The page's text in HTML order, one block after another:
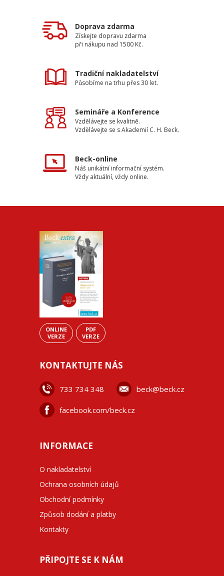
Doprava zdarma
Získejte dopravu zdarma
při nákupu nad 1500 Kč.
Tradiční nakladatelství
Působíme na trhu přes 30 let.
Semináře a Konference
Vzdělávejte se kvalitně.
Vzdělávejte se s Akademií C. H. Beck.
Beck-online
Náš unikátní informační systém.
Vždy aktuální, vždy online.
ONLINE
VERZE
PDF
VERZE
KONTAKTUJTE NÁS
733 734 348 beck@beck.cz
facebook.com/beck.cz
INFORMACE
O nakladatelství
Ochrana osobních údajů
Obchodní podmínky
Způsob dodání a platby
Kontakty
PŘIPOJTE SE K NÁM